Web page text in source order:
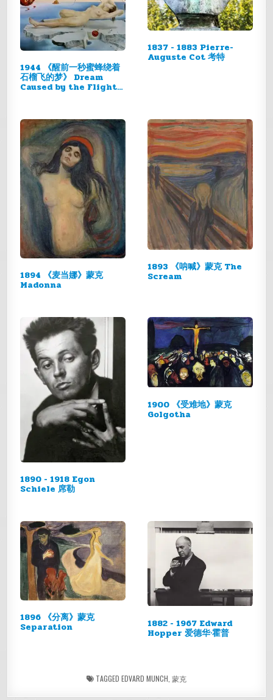
1944 《醒前一秒蜜蜂绕着
石榴飞的梦》 Dream
Caused by the Flight
1837 - 1883 Pierre-
Auguste Cot 考特
1894 《麦当娜》蒙克
Madonna
1893 《呐喊》蒙克 The
Scream
1890 - 1918 Egon
Schiele 席勒
1900 《受难地》蒙克
Golgotha
1896 《分离》蒙克
Separation 1882 - 1967 Edward
Hopper 爱德华·霍普
TAGGED EDVARD MUNCH 蒙克